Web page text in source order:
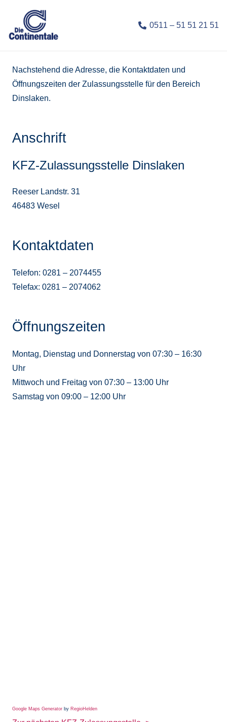
0511 – 51 51 21 51
Nachstehend die Adresse, die Kontaktdaten und
Öffnungszeiten der Zulassungsstelle für den Bereich
Dinslaken.
Anschrift
KFZ-Zulassungsstelle Dinslaken
Reeser Landstr. 31
46483 Wesel
Kontaktdaten
Telefon: 0281 – 2074455
Telefax: 0281 – 2074062
Öffnungszeiten
Montag, Dienstag und Donnerstag von 07:30 – 16:30
Uhr
Mittwoch und Freitag von 07:30 – 13:00 Uhr
Samstag von 09:00 – 12:00 Uhr
Google Maps Generator by RegioHelden